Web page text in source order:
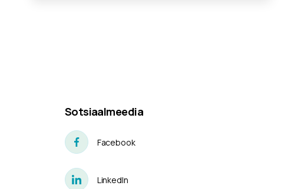
Sotsiaalmeedia
Facebook
LinkedIn